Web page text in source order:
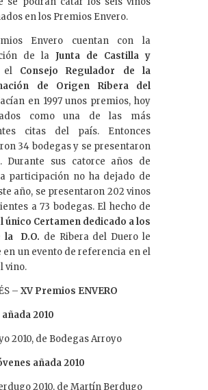
en los Premios Envero.
Envero cuentan con la
de la Junta de Castilla y
Consejo Regulador de la
de Origen Ribera del
en 1997 unos premios, hoy
como una de las más
citas del país. Entonces
34 bodegas y se presentaron
Durante sus catorce años de
participación no ha dejado de
año, se presentaron 202 vinos
a 73 bodegas. El hecho de
único Certamen dedicado a los
la D.O. de Ribera del Duero le
en un evento de referencia en el
vino.
– XV Premios ENVERO
2010
2010, de Bodegas Arroyo
añada 2010
2010, de Martín Berdugo